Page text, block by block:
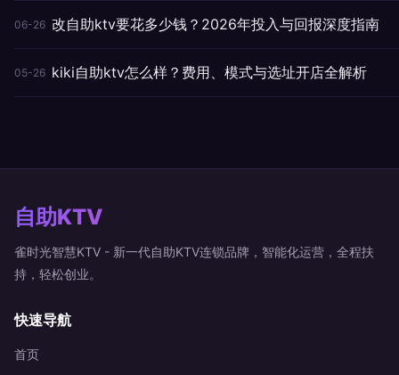
06-26 改自助ktv要花多少钱？2026年投入与回报深度指南
05-26 kiki自助ktv怎么样？费用、模式与选址开店全解析
自助KTV
雀时光智慧KTV - 新一代自助KTV连锁品牌，智能化运营，全程扶
持，轻松创业。
快速导航
首页